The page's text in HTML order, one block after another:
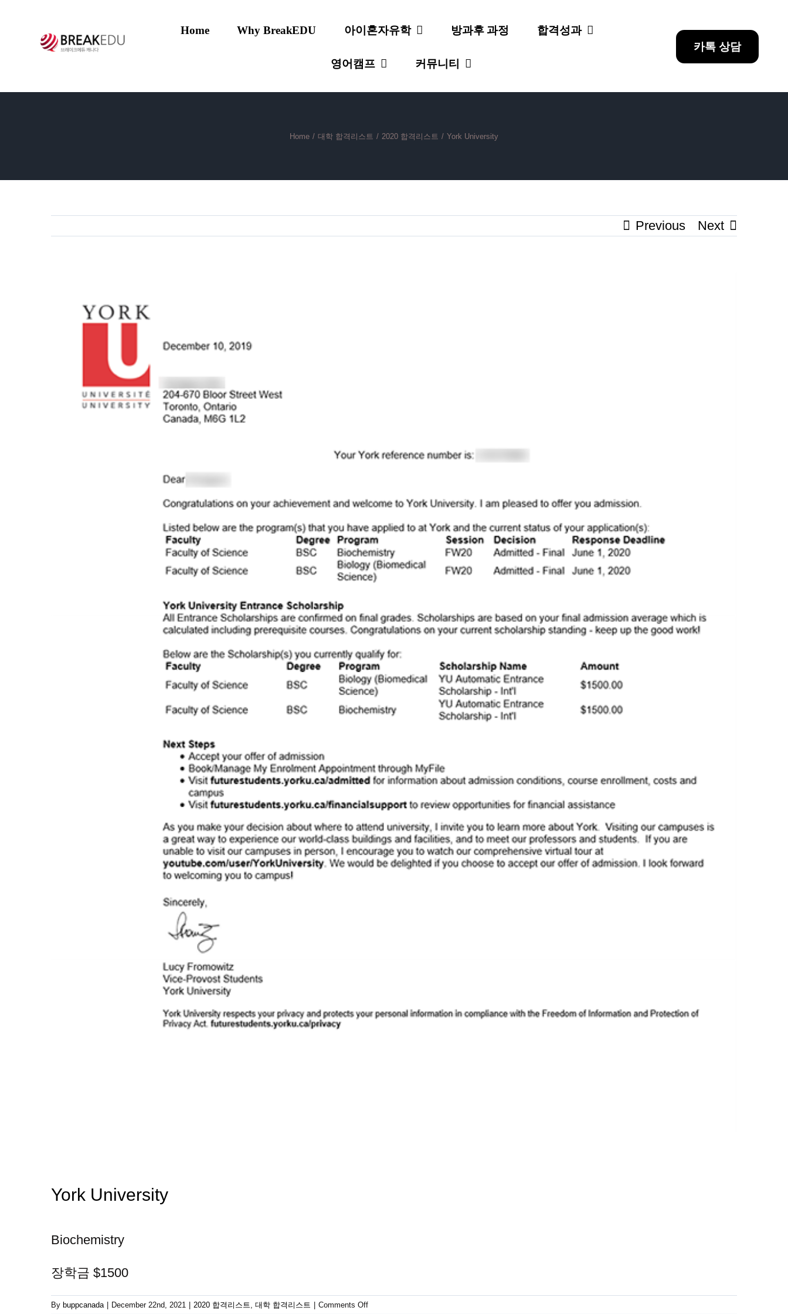
Home Why BreakEDU 아이혼자유학 방과후 과정 합격성과
영어캠프 커뮤니티
카톡 상담
Home / 대학 합격리스트 / 2020 합격리스트 / York University
Previous Next
Larger
Image
York University
Biochemistry
장학금 $1500
By buppcanada December 22nd, 2021 2020 합격리스트, 대학 합격리스트 Comments Offon